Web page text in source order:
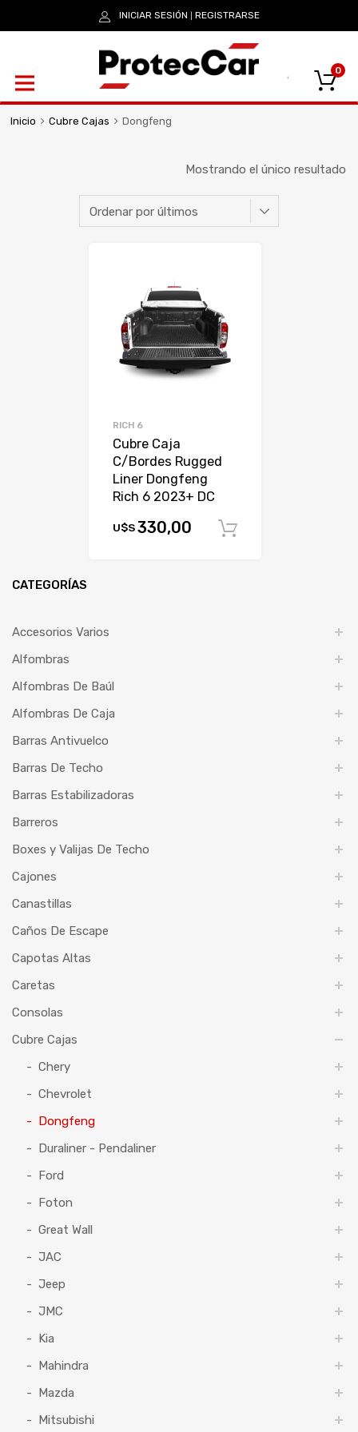
INICIAR SESIÓN REGISTRARSE
0
Inicio Cubre Cajas Dongfeng
Mostrando el único resultado
RICH 6
Cubre Caja
C/Bordes Rugged
Liner Dongfeng
Rich 6 2023+ DC
U$S330,00
CATEGORÍAS
Accesorios Varios
Alfombras
Alfombras De Baúl
Alfombras De Caja
Barras Antivuelco
Barras De Techo
Barras Estabilizadoras
Barreros
Boxes y Valijas De Techo
Cajones
Canastillas
Caños De Escape
Capotas Altas
Caretas
Consolas
Cubre Cajas
Chery
Chevrolet
Dongfeng
Duraliner - Pendaliner
Ford
Foton
Great Wall
JAC
Jeep
JMC
Kia
Mahindra
Mazda
Mitsubishi